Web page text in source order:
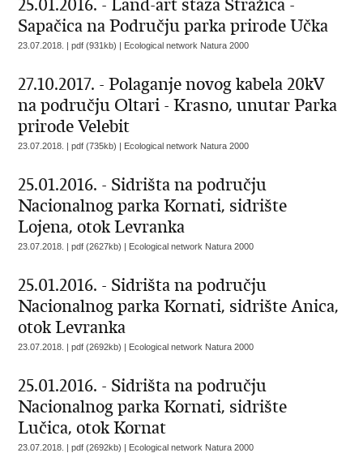
25.01.2016. - Land-art staza Stražica -
Sapačica na Području parka prirode Učka
23.07.2018. | pdf (931kb) | Ecological network Natura 2000
27.10.2017. - Polaganje novog kabela 20kV
na području Oltari - Krasno, unutar Parka
prirode Velebit
23.07.2018. | pdf (735kb) | Ecological network Natura 2000
25.01.2016. - Sidrišta na području
Nacionalnog parka Kornati, sidrište
Lojena, otok Levranka
23.07.2018. | pdf (2627kb) | Ecological network Natura 2000
25.01.2016. - Sidrišta na području
Nacionalnog parka Kornati, sidrište Anica,
otok Levranka
23.07.2018. | pdf (2692kb) | Ecological network Natura 2000
25.01.2016. - Sidrišta na području
Nacionalnog parka Kornati, sidrište
Lučica, otok Kornat
23.07.2018. | pdf (2692kb) | Ecological network Natura 2000